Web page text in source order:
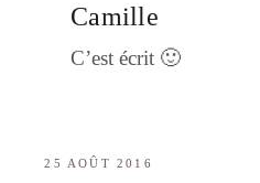
Camille
C’est écrit 🙂
25 AOÛT 2016